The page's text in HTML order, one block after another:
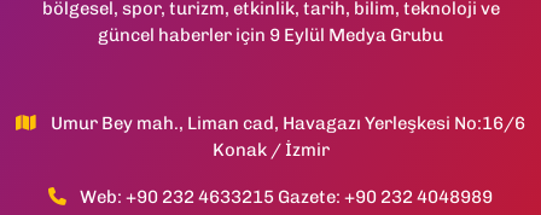
bölgesel, spor, turizm, etkinlik, tarih, bilim, teknoloji ve
güncel haberler için 9 Eylül Medya Grubu
Umur Bey mah., Liman cad, Havagazı Yerleşkesi No:16/6
Konak / İzmir
Web: +90 232 4633215 Gazete: +90 232 4048989